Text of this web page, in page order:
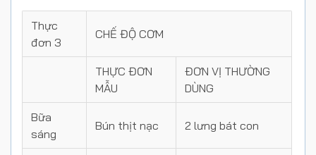
Thực
đơn 3
CHẾ ĐỘ CƠM
THỰC ĐƠN
MẪU
ĐƠN VỊ THƯỜNG
DÙNG
Bữa
sáng
Bún thịt nạc 2 lưng bát con